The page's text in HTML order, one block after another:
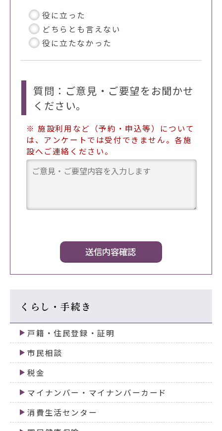
役に立った
どちらとも言えない
役に立たなかった
質問：ご意見・ご要望をお聞かせ
ください。
※ 施設利用など（予約・申込等）について
は、アンケートでは受付できません。各施
設へご連絡ください。
くらし・手続き
戸籍・住民登録・証明
市民相談
税金
マイナンバー・マイナンバーカード
消費生活センター